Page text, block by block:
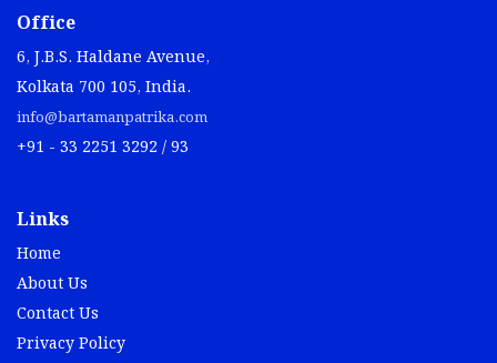
Office
6, J.B.S. Haldane Avenue,
Kolkata 700 105, India.
info@bartamanpatrika.com
+91 - 33 2251 3292 / 93
Links
Home
About Us
Contact Us
Privacy Policy